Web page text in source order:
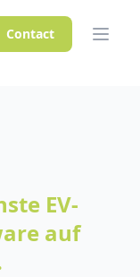
Contact
EV-
auf